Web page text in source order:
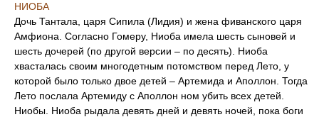
НИОБА
Дочь Тантала, царя Сипила (Лидия) и жена фиванского царя
Амфиона. Согласно Гомеру, Ниоба имела шесть сыновей и
шесть дочерей (по другой версии – по десять). Ниоба
хвасталась своим многодетным потомством перед Лето, у
которой было только двое детей – Артемида и Аполлон. Тогда
Лето послала Артемиду с Аполлон ном убить всех детей.
Ниобы. Ниоба рыдала девять дней и девять ночей, пока боги